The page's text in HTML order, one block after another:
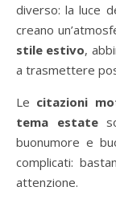
diverso: la luce
creano
stile estivo,
a trasmettere
Le citazioni
tema estate
buonumore e
complicati:
attenzione.